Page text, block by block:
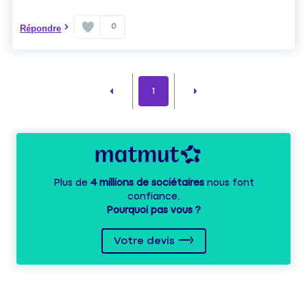
Répondre 0
1
Plus de 4 millions de sociétairesnous font
confiance.
Pourquoi pas vous ?
Votre devis